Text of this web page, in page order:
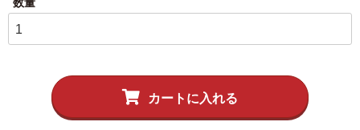
まるでお好み焼き
カートに入れる